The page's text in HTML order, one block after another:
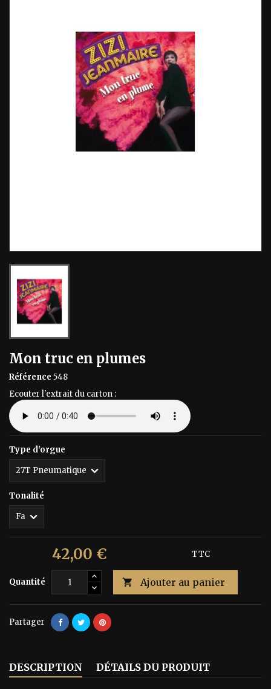
Mon truc en plumes
Référence 548
Ecouter l'extrait du carton :
Type d'orgue
Tonalité
42,00 € TTC
Quantité  Ajouter au panier
Partager
DESCRIPTION DÉTAILS DU PRODUIT